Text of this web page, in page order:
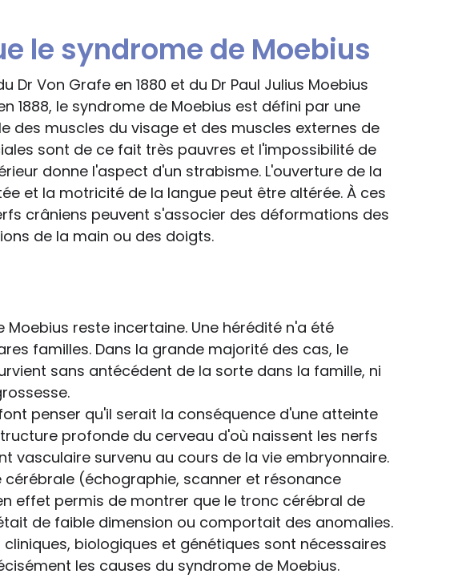
le syndrome de Moebius
Dr Von Grafe en 1880 et du Dr Paul Julius Moebius
1888, le syndrome de Moebius est défini par une
des muscles du visage et des muscles externes de
sont de ce fait très pauvres et l'impossibilité de
donne l'aspect d'un strabisme. L'ouverture de la
et la motricité de la langue peut être altérée. À ces
crâniens peuvent s'associer des déformations des
de la main ou des doigts.
Moebius reste incertaine. Une hérédité n'a été
familles. Dans la grande majorité des cas, le
sans antécédent de la sorte dans la famille, ni
penser qu'il serait la conséquence d'une atteinte
profonde du cerveau d'où naissent les nerfs
vasculaire survenu au cours de la vie embryonnaire.
cérébrale (échographie, scanner et résonance
effet permis de montrer que le tronc cérébral de
de faible dimension ou comportait des anomalies.
cliniques, biologiques et génétiques sont nécessaires
les causes du syndrome de Moebius.